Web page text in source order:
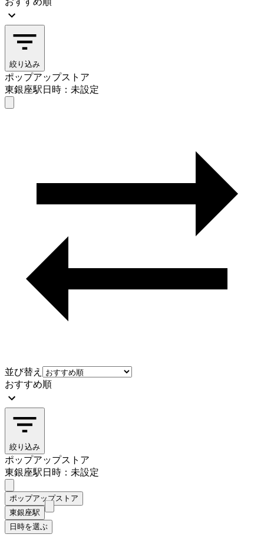
絞り込み
ポップアップストア
東銀座駅日時：未設定
並び替え
おすすめ順
絞り込み
ポップアップストア
東銀座駅日時：未設定
ポップアップストア
東銀座駅
日時を選ぶ